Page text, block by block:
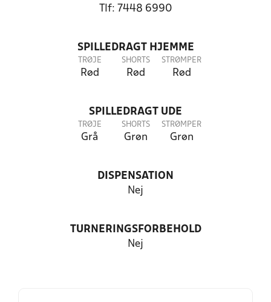
Tlf: 7448 6990
SPILLEDRAGT HJEMME
TRØJE
Rød
SHORTS
Rød
STRØMPER
Rød
SPILLEDRAGT UDE
TRØJE
Grå
SHORTS
Grøn
STRØMPER
Grøn
DISPENSATION
Nej
TURNERINGSFORBEHOLD
Nej